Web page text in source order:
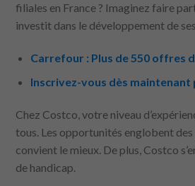
filiales en France ? Imaginez faire
investit dans le développement de
Carrefour : Plus de 550 offres
Inscrivez-vous dès
Chez Costco, votre niveau
tous. Les opportunités englobent
convient le mieux. De plus, Costco
de handicap.